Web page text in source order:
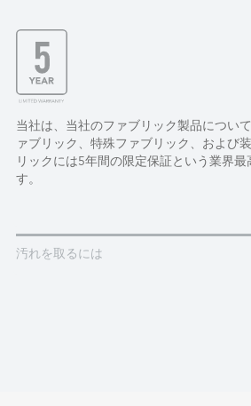
当社は、当社のファブリック製品につい
ァブリック、特殊ファブリック、および
リックには5年間の限定保証という業界最
す。
汚れを取るには